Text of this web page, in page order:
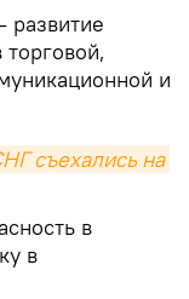
развитие
и
съехались на
в
в